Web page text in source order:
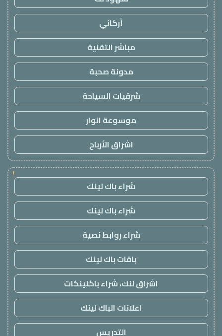
أركاني
مباشر التقنية
مدونة صحبة
شرقيات السياحة
موسوعة انوار
اشراق الأرباح
!
شراء باك لينك
شراء باك لينك
شراء روابط نصية
باقات باك لينك
اشراق لنك، شراء باكلينكات
اعلانات الباك لينك
التدريس